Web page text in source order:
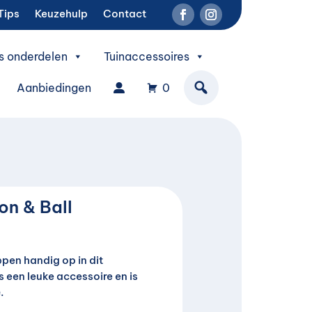
Keuzehulp Contact
onderdelen Tuinaccessoires
Aanbiedingen 0
& Ball
handig op in dit
leuke accessoire en is